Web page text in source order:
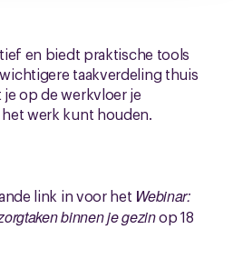
en biedt praktische tools
taakverdeling thuis
op de werkvloer je
werk kunt houden.
link in voor het Webinar:
binnen je gezinop 18